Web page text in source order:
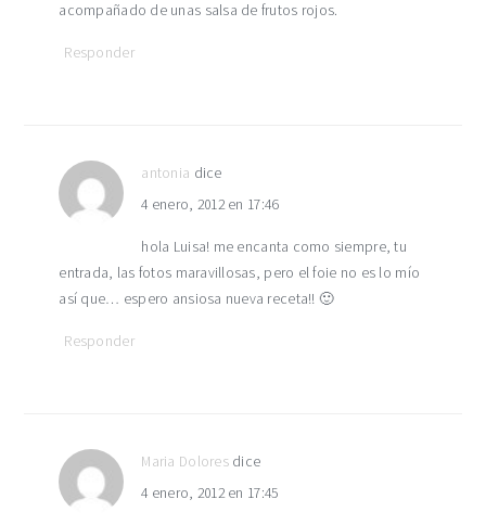
acompañado de unas salsa de frutos rojos.
Responder
antonia dice
4 enero, 2012 en 17:46
hola Luisa! me encanta como siempre, tu
entrada, las fotos maravillosas, pero el foie no es lo mío
así que… espero ansiosa nueva receta!! 🙂
Responder
Maria Dolores dice
4 enero, 2012 en 17:45